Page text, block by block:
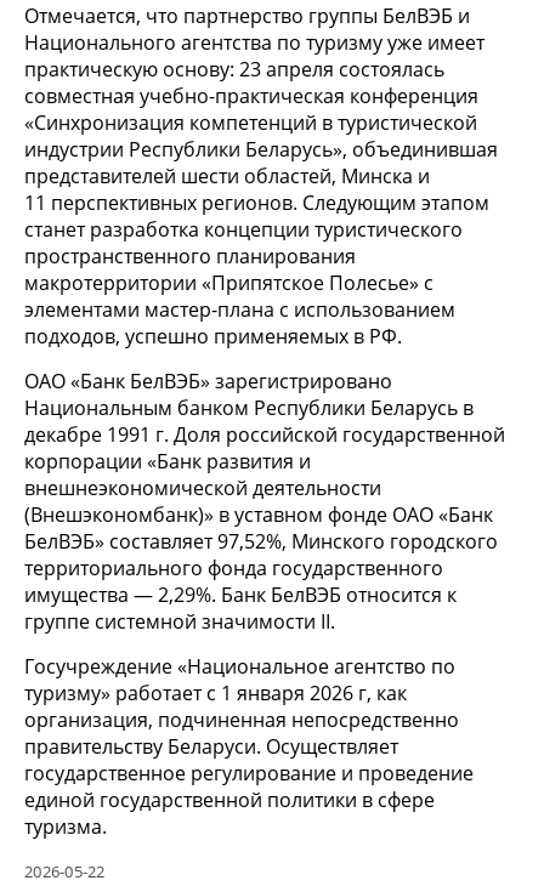
Отмечается, что партнерство группы БелВЭБ и
Национального агентства по туризму уже имеет
практическую основу: 23 апреля состоялась
совместная учебно-практическая конференция
«Синхронизация компетенций в туристической
индустрии Республики Беларусь», объединившая
представителей шести областей, Минска и
11 перспективных регионов. Следующим этапом
станет разработка концепции туристического
пространственного планирования
макротерритории «Припятское Полесье» с
элементами мастер-плана с использованием
подходов, успешно применяемых в РФ.
ОАО «Банк БелВЭБ» зарегистрировано
Национальным банком Республики Беларусь в
декабре 1991 г. Доля российской государственной
корпорации «Банк развития и
внешнеэкономической деятельности
(Внешэкономбанк)» в уставном фонде ОАО «Банк
БелВЭБ» составляет 97,52%, Минского городского
территориального фонда государственного
имущества — 2,29%. Банк БелВЭБ относится к
группе системной значимости II.
Госучреждение «Национальное агентство по
туризму» работает с 1 января 2026 г, как
организация, подчиненная непосредственно
правительству Беларуси. Осуществляет
государственное регулирование и проведение
единой государственной политики в сфере
туризма.
2026-05-22